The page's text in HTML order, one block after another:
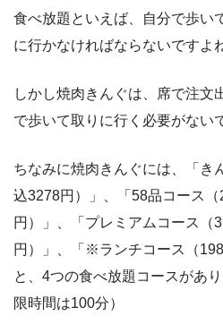
食べ放題といえば、自分で歩い
に行かなければならないですよ
しかし焼肉きんぐは、席で注文
で歩いて取りに行く必要がない
ちなみに焼肉きんぐには、「き
込3278円）」、「58品コース
円）」、「プレミアムコース（
円）」、「※ランチコース（
と、4つの食べ放題コースがあ
限時間は100分）